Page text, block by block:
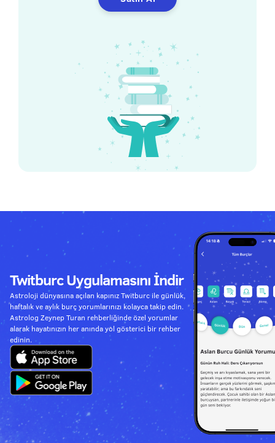
Twitburc Uygulamasını İndir
Astroloji dünyasına açılan kapınız Twitburc ile günlük,
haftalık ve aylık burç yorumlarınızı kolayca takip edin.
Astrolog Zeynep Turan rehberliğinde özel yorumlar
alarak hayatınızın her anında yol gösterici bir rehber
edinin.